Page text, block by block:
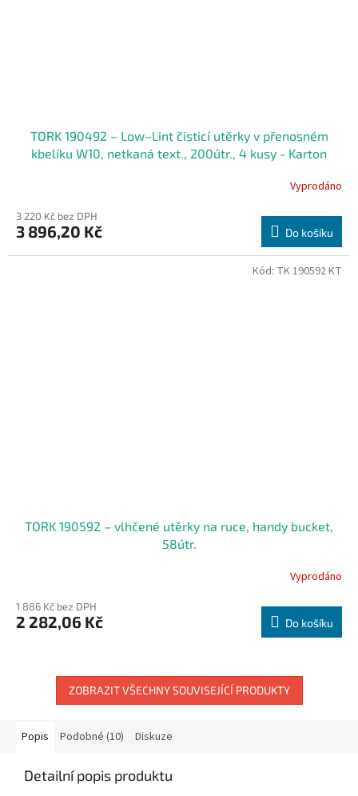
TORK 190492 – Low–Lint čisticí utěrky v přenosném
kbelíku W10, netkaná text., 200útr., 4 kusy - Karton
Vyprodáno
3 220 Kč bez DPH
3 896,20 Kč Do košíku
TORK 190592 – vlhčené utěrky na ruce, handy bucket,
58útr.
Vyprodáno
1 886 Kč bez DPH
2 282,06 Kč Do košíku
Kód: TK 190592 KT
ZOBRAZIT VŠECHNY SOUVISEJÍCÍ PRODUKTY
Popis Podobné (10) Diskuze
Detailní popis produktu